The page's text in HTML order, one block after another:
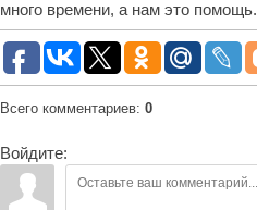
много времени, а нам это
Всего комментариев: 0
Войдите: